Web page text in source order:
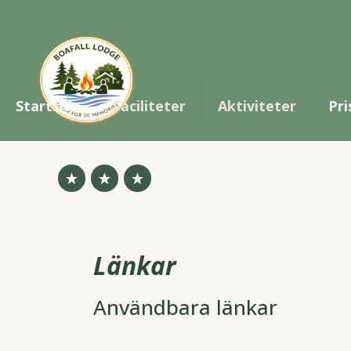
Startsida Faciliteter Aktiviteter
Länkar
Användbara länkar